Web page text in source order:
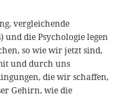
vergleichende
die Psychologie legen
so wie wir jetzt sind,
und durch uns
die wir schaffen,
Gehirn, wie die